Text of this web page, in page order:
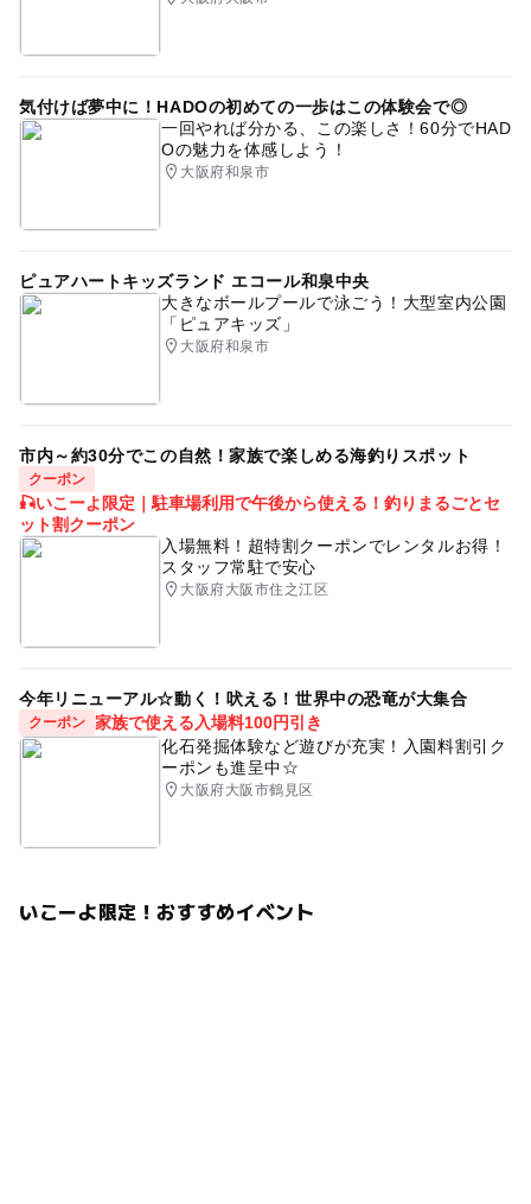
このイベントの受付は終了しました。
気付けば夢中に！HADOの初めての一歩はこの体験会で◎
一回やれば分かる、この楽しさ！60分でHAD
Oの魅力を体感しよう！
大阪府和泉市
ピュアハートキッズランド エコール和泉中央
大きなボールプールで泳ごう！大型室内公園
「ピュアキッズ」
大阪府和泉市
市内～約30分でこの自然！家族で楽しめる海釣りスポット
クーポン
🎣いこーよ限定｜駐車場利用で午後から使える！釣りまるごとセ
ット割クーポン
入場無料！超特割クーポンでレンタルお得！
スタッフ常駐で安心
大阪府大阪市住之江区
今年リニューアル☆動く！吠える！世界中の恐竜が大集合
クーポン 家族で使える入場料100円引き
化石発掘体験など遊びが充実！入園料割引ク
ーポンも進呈中☆
大阪府大阪市鶴見区
いこーよ限定！おすすめイベント